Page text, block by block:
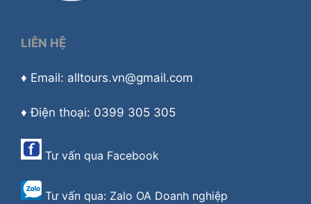
LIÊN HỆ
♦ Email: alltours.vn@gmail.com
♦ Điện thoại: 0399 305 305
Tư vấn qua Facebook
Tư vấn qua: Zalo OA Doanh nghiệp